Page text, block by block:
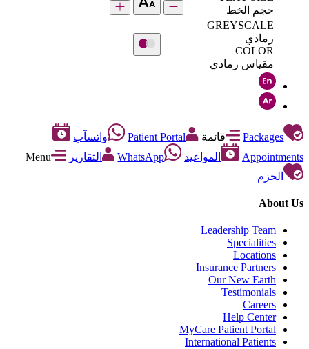
حجم الخط
GREYSCALE
رمادي
COLOR
مقياس رمادي
Packages قائمة Patient Portal
واتسآب
Appointments
المواعيد WhatsApp التقارير
Menu
الحزم
About Us
Leadership Team
Specialities
Locations
Insurance Partners
Our New Earth
Testimonials
Careers
Help Center
MyCare Patient Portal
International Patients